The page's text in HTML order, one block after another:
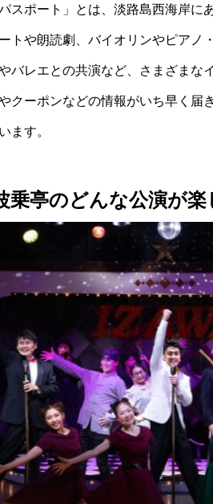
スポート」とは、淡路島西海岸
トや朗読劇、バイオリンやピアノ
バレエとの共演など、さまざまな
クーポンなどの情報がいち早く届
ます。
乗亭のどんな公演が